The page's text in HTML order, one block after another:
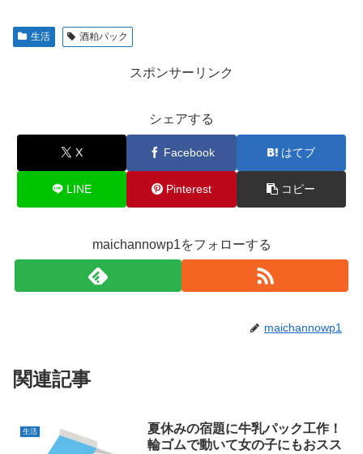
生活 酒粕パック
スポンサーリンク
シェアする
X Facebook はてブ
LINE Pinterest コピー
maichannowp1をフォローする
maichannowp1
関連記事
生活
夏休みの宿題に牛乳パック工作！
輪ゴムで動いて女の子にもおスス